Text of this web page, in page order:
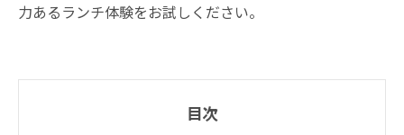
力あるランチ体験をお試しください。
目次